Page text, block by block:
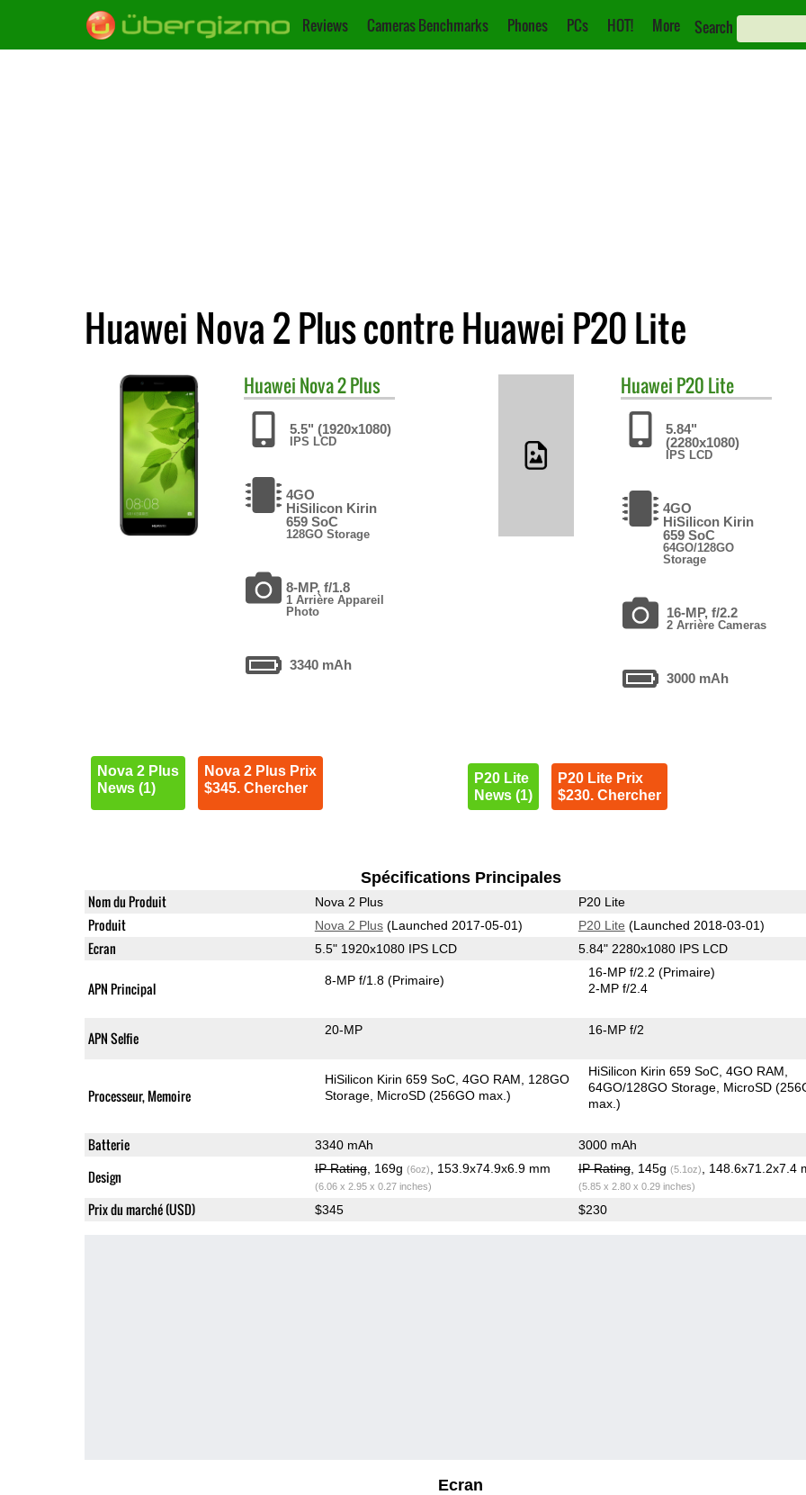
Reviews Cameras Benchmarks Phones PCs HOT! More Search
Huawei Nova 2 Plus contre Huawei P20 Lite
Huawei Nova 2 Plus
5.5" (1920x1080)
IPS LCD
4GO
HiSilicon Kirin
659 SoC
128GO Storage
8-MP, f/1.8
1 Arrière Appareil
Photo
3340 mAh
Nova 2 Plus
News (1)
Nova 2 Plus Prix
$345. Chercher
Huawei P20 Lite
5.84"
(2280x1080)
IPS LCD
4GO
HiSilicon Kirin
659 SoC
64GO/128GO
Storage
16-MP, f/2.2
2 Arrière Cameras
3000 mAh
P20 Lite
News (1)
P20 Lite Prix
$230. Chercher
Spécifications Principales
Nom du Produit Nova 2 Plus P20 Lite
Produit Nova 2 Plus(Launched 2017-05-01) P20 Lite (Launched 2018-03-01)
Ecran 5.5" 1920x1080 IPS LCD 5.84" 2280x1080 IPS LCD
APN Principal 8-MP f/1.8(Primaire)
16-MP f/2.2(Primaire)
2-MP f/2.4
APN Selfie 20-MP 16-MP f/2
Processeur, Memoire
HiSilicon Kirin 659 SoC 4GO RAM
128GO
Storage MicroSD (256GO max.)
HiSilicon Kirin 659 SoC 4GO RAM
64GO/128GO Storage MicroSD
max.)
Batterie 3340 mAh 3000 mAh
Design IP Rating, 169g (6oz) , 153.9x74.9x6.9 mm
(6.06 x 2.95 x 0.27 inches)
IP Rating, 145g (5.1oz) , 148.6x71.2x7.4
(5.85 x 2.80 x 0.29 inches)
Prix du marché (USD) $345 $230
Ecran